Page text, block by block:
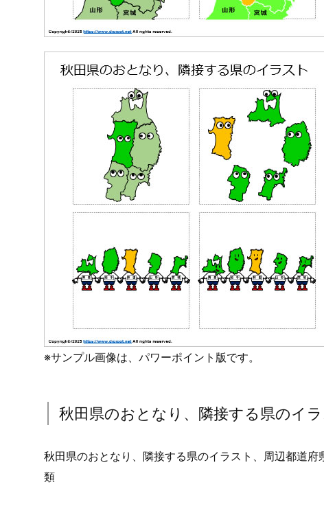
※サンプル画像は、パワーポイント版です。
秋田県のおとなり、隣接する県のイ
秋田県のおとなり、隣接する県のイラスト、周辺都道
類